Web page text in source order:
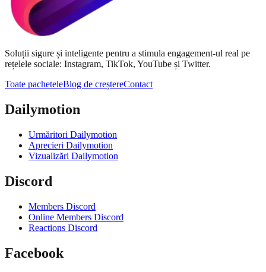
Soluții sigure și inteligente pentru a stimula engagement-ul real pe
rețelele sociale: Instagram, TikTok, YouTube și Twitter.
Toate pacheteleBlog de creștereContact
Dailymotion
Urmăritori Dailymotion
Aprecieri Dailymotion
Vizualizări Dailymotion
Discord
Members Discord
Online Members Discord
Reactions Discord
Facebook